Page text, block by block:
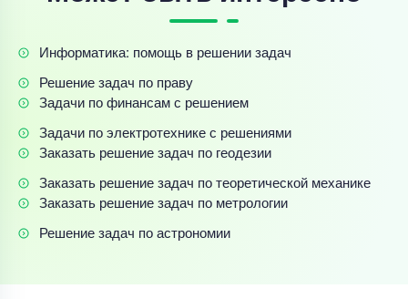
Информатика: помощь в решении задач
Решение задач по праву
Задачи по финансам с решением
Задачи по электротехнике с решениями
Заказать решение задач по геодезии
Заказать решение задач по теоретической механике
Заказать решение задач по метрологии
Решение задач по астрономии